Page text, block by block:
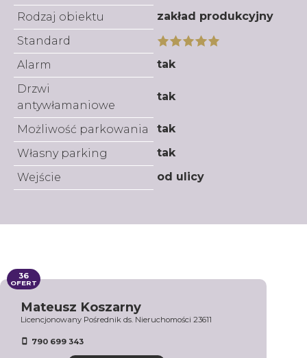
Rodzaj obiektu
zakład produkcyjny
Standard
Alarm
tak
Drzwi
antywłamaniowe
tak
Możliwość parkowania
tak
Własny parking
tak
Wejście
od ulicy
Mateusz Koszarny
Licencjonowany Pośrednik ds. Nieruchomości 23611
790 699 343
36
OFERT